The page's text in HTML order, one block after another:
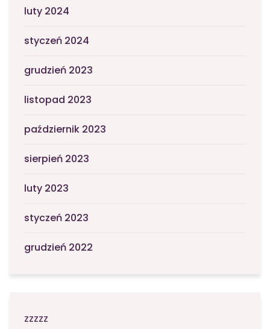
luty 2024
styczeń 2024
grudzień 2023
listopad 2023
październik 2023
sierpień 2023
luty 2023
styczeń 2023
grudzień 2022
zzzzz